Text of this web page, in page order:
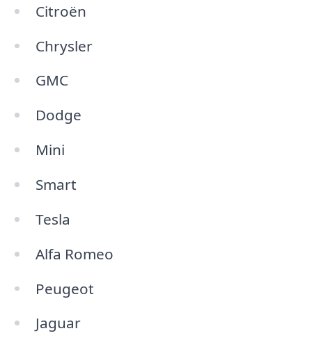
Citroën
Chrysler
GMC
Dodge
Mini
Smart
Tesla
Alfa Romeo
Peugeot
Jaguar